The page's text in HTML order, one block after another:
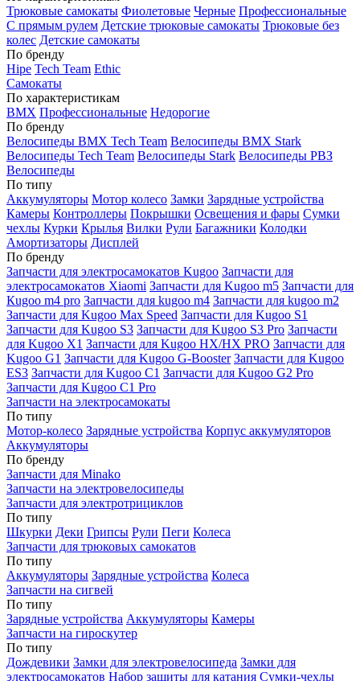
Трюковые самокаты Фиолетовые Черные Профессиональные
С прямым рулем Детские трюковые самокаты Трюковые без
колес Детские самокаты
По бренду
Hipe Tech Team Ethic
Самокаты
По характеристикам
BMX Профессиональные Недорогие
По бренду
Велосипеды BMX Tech Team Велосипеды BMX Stark
Велосипеды Tech Team Велосипеды Stark Велосипеды РВЗ
Велосипеды
По типу
Аккумуляторы Мотор колесо Замки Зарядные устройства
Камеры Контроллеры Покрышки Освещения и фары Сумки
чехлы Курки Крылья Вилки Рули Багажники Колодки
Амортизаторы Дисплей
По бренду
Запчасти для электросамокатов Kugoo Запчасти для
электросамокатов Xiaomi Запчасти для Kugoo m5 Запчасти для
Кugoo m4 pro Запчасти для kugoo m4 Запчасти для kugoo m2
Запчасти для Kugoo Max Speed Запчасти для Kugoo S1
Запчасти для Kugoo S3 Запчасти для Kugoo S3 Pro Запчасти
для Kugoo X1 Запчасти для Kugoo HX/HX PRO Запчасти для
Kugoo G1 Запчасти для Kugoo G-Booster Запчасти для Kugoo
ES3 Запчасти для Kugoo C1 Запчасти для Kugoo G2 Pro
Запчасти для Kugoo C1 Pro
Запчасти на электросамокаты
По типу
Мотор-колесо Зарядные устройства Корпус аккумуляторов
Аккумуляторы
По бренду
Запчасти для Minako
Запчасти на электровелосипеды
Запчасти для электротрициклов
По типу
Шкурки Деки Грипсы Рули Пеги Колеса
Запчасти для трюковых самокатов
По типу
Аккумуляторы Зарядные устройства Колеса
Запчасти на сигвей
По типу
Зарядные устройства Аккумуляторы Камеры
Запчасти на гироскутер
По типу
Дождевики Замки для электровелосипеда Замки для
электросамокатов Набор защиты для катания Сумки-чехлы